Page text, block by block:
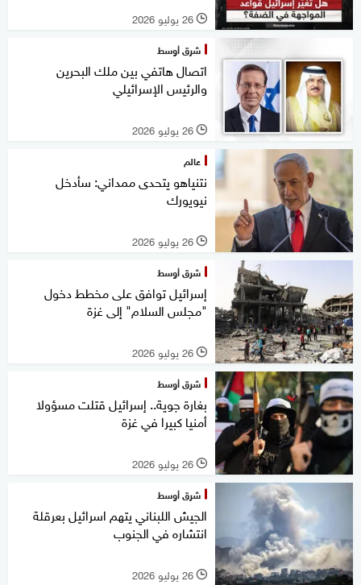
l 26 يوليو 2026
شرق أوسط
اتصال هاتفي بين ملك البحرين
والرئيس الإسرائيلي
l 26 يوليو 2026
عالم
نتنياهو يتحدى ممداني: سأدخل
نيويورك
l 26 يوليو 2026
شرق أوسط
إسرائيل توافق على مخطط دخول
"مجلس السلام" إلى غزة
l 26 يوليو 2026
شرق أوسط
بغارة جوية.. إسرائيل قتلت مسؤولا
أمنيا كبيرا في غزة
l 26 يوليو 2026
شرق أوسط
الجيش اللبناني يتهم اسرائيل بعرقلة
انتشاره في الجنوب
l 26 يوليو 2026